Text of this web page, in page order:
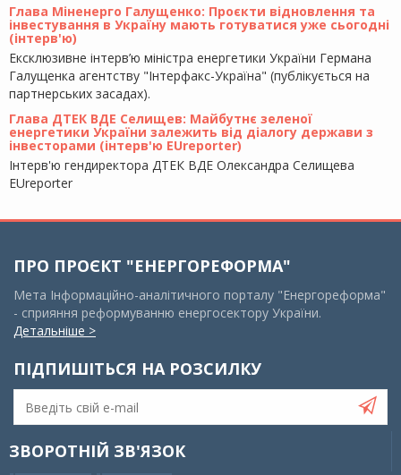
Глава Міненерго Галущенко: Проєкти відновлення та
інвестування в Україну мають готуватися уже сьогодні
(інтерв'ю)
Ексклюзивне інтерв’ю міністра енергетики України Германа
Галущенка агентству "Інтерфакс-Україна" (публікується на
партнерських засадах).
Глава ДТЕК ВДЕ Селищев: Майбутнє зеленої
енергетики України залежить від діалогу держави з
інвесторами (інтерв'ю EUreporter)
Інтерв'ю гендиректора ДТЕК ВДЕ Олександра Селищева
EUreporter
ПРО ПРОЄКТ "ЕНЕРГОРЕФОРМА"
Мета Інформаційно-аналітичного порталу "Енергореформа"
- сприяння реформуванню енергосектору України.
Детальніше >
ПІДПИШІТЬСЯ НА РОЗСИЛКУ
ЗВОРОТНІЙ ЗВ'ЯЗОК